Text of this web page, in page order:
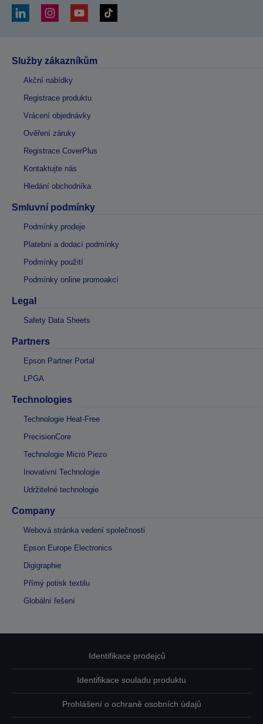
Služby zákazníkům
Akční nabídky
Registrace produktu
Vrácení objednávky
Ověření záruky
Registrace CoverPlus
Kontaktujte nás
Hledání obchodníka
Smluvní podmínky
Podmínky prodeje
Platební a dodací podmínky
Podmínky použití
Podmínky online promoakcí
Legal
Safety Data Sheets
Partners
Epson Partner Portal
LPGA
Technologies
Technologie Heat-Free
PrecisionCore
Technologie Micro Piezo
Inovativní Technologie
Udržitelné technologie
Company
Webová stránka vedení společnosti
Epson Europe Electronics
Digigraphie
Přímý potisk textilu
Globální řešení
Identifikace prodejců
Identifikace souladu produktu
Prohlášení o ochraně osobních údajů